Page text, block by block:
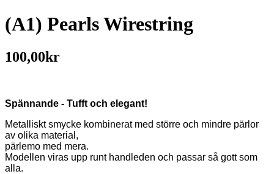
(A1) Pearls Wirestring
100,00kr
Spännande - Tufft och elegant!
Metalliskt smycke kombinerat med större och mindre pärlor
av olika material,
pärlemo med mera.
Modellen viras upp runt handleden och passar så gott som
alla.